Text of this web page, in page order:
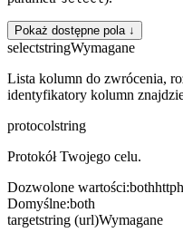
Pokaż dostępne pola ↓
selectstringWymagane
Lista kolumn do zwrócenia,
identyfikatory kolumn
protocolstring
Protokół Twojego celu.
Dozwolone wartości:bothhttp
Domyślne:both
targetstring (url)Wymagane